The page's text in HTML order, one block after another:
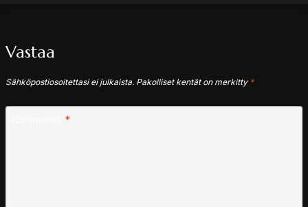
Vastaa
Sähköpostiosoitettasi ei julkaista. Pakolliset kentät on merkitty *
*